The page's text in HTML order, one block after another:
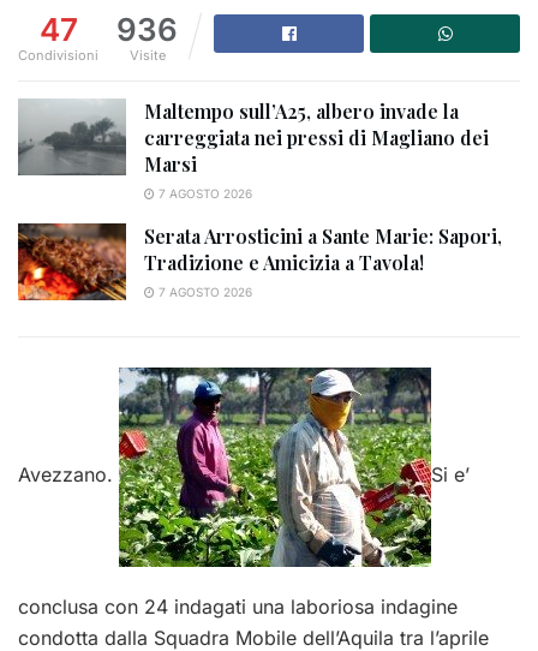
47
Condivisioni
936
Visite
Maltempo sull’A25, albero invade la
carreggiata nei pressi di Magliano dei
Marsi
7 AGOSTO 2026
Serata Arrosticini a Sante Marie: Sapori,
Tradizione e Amicizia a Tavola!
7 AGOSTO 2026
Avezzano. Si e’
conclusa con 24 indagati una laboriosa indagine
condotta dalla Squadra Mobile dell’Aquila tra l’aprile